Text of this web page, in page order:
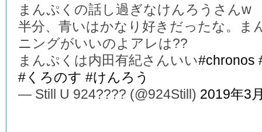
まんぷくの話し過ぎなけんろうさんw
半分、青いはかなり好きだったな。ま
ニングがいいのよアレは??
まんぷくは内田有紀さんいい#chronos
#くろのす #けんろう
— Still U 924???? (@924Still) 2019年3